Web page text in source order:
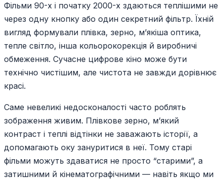
Фільми 90-х і початку 2000-х здаються теплішими не
через одну кнопку або один секретний фільтр. Їхній
вигляд формували плівка, зерно, м’якіша оптика,
тепле світло, інша кольорокорекція й виробничі
обмеження. Сучасне цифрове кіно може бути
технічно чистішим, але чистота не завжди дорівнює
красі.
Саме невеликі недосконалості часто роблять
зображення живим. Плівкове зерно, м’який
контраст і теплі відтінки не заважають історії, а
допомагають оку зануритися в неї. Тому старі
фільми можуть здаватися не просто “старими”, а
затишними й кінематографічними — навіть якщо ми